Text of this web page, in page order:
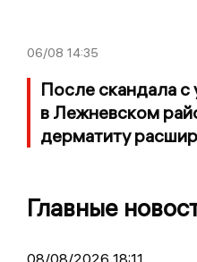
06/08 14:35
После скандала
в Лежневском
дерматиту
Главные